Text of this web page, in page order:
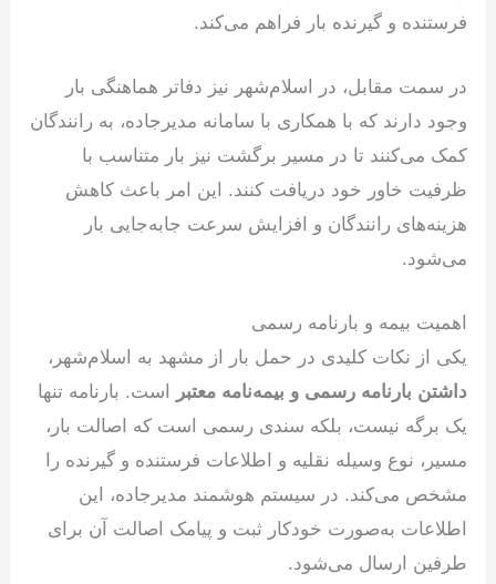
فرستنده و گیرنده بار فراهم می‌کند.
در سمت مقابل، در اسلام‌شهر نیز دفاتر هماهنگی بار
وجود دارند که با همکاری با سامانه مدیرجاده، به رانندگان
کمک می‌کنند تا در مسیر برگشت نیز بار متناسب با
ظرفیت خاور خود دریافت کنند. این امر باعث کاهش
هزینه‌های رانندگان و افزایش سرعت جابه‌جایی بار
می‌شود.
اهمیت بیمه و بارنامه رسمی
یکی از نکات کلیدی در حمل بار از مشهد به اسلام‌شهر،
داشتن بارنامه رسمی و بیمه‌نامه معتبر
است. بارنامه تنها
یک برگه نیست، بلکه سندی رسمی است که اصالت بار،
مسیر، نوع وسیله نقلیه و اطلاعات فرستنده و گیرنده را
مشخص می‌کند. در سیستم هوشمند مدیرجاده، این
اطلاعات به‌صورت خودکار ثبت و پیامک اصالت آن برای
طرفین ارسال می‌شود.